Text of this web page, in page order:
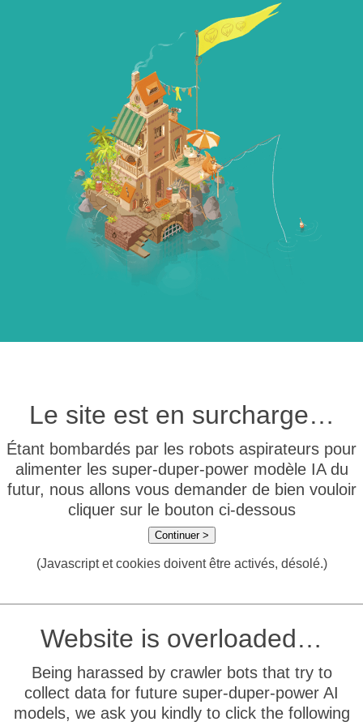
Le site est en surcharge…
Étant bombardés par les robots aspirateurs pour
alimenter les super-duper-power modèle IA du
futur, nous allons vous demander de bien vouloir
cliquer sur le bouton ci-dessous
Continuer >
(Javascript et cookies doivent être activés, désolé.)
Website is overloaded…
Being harassed by crawler bots that try to
collect data for future super-duper-power AI
models, we ask you kindly to click the following